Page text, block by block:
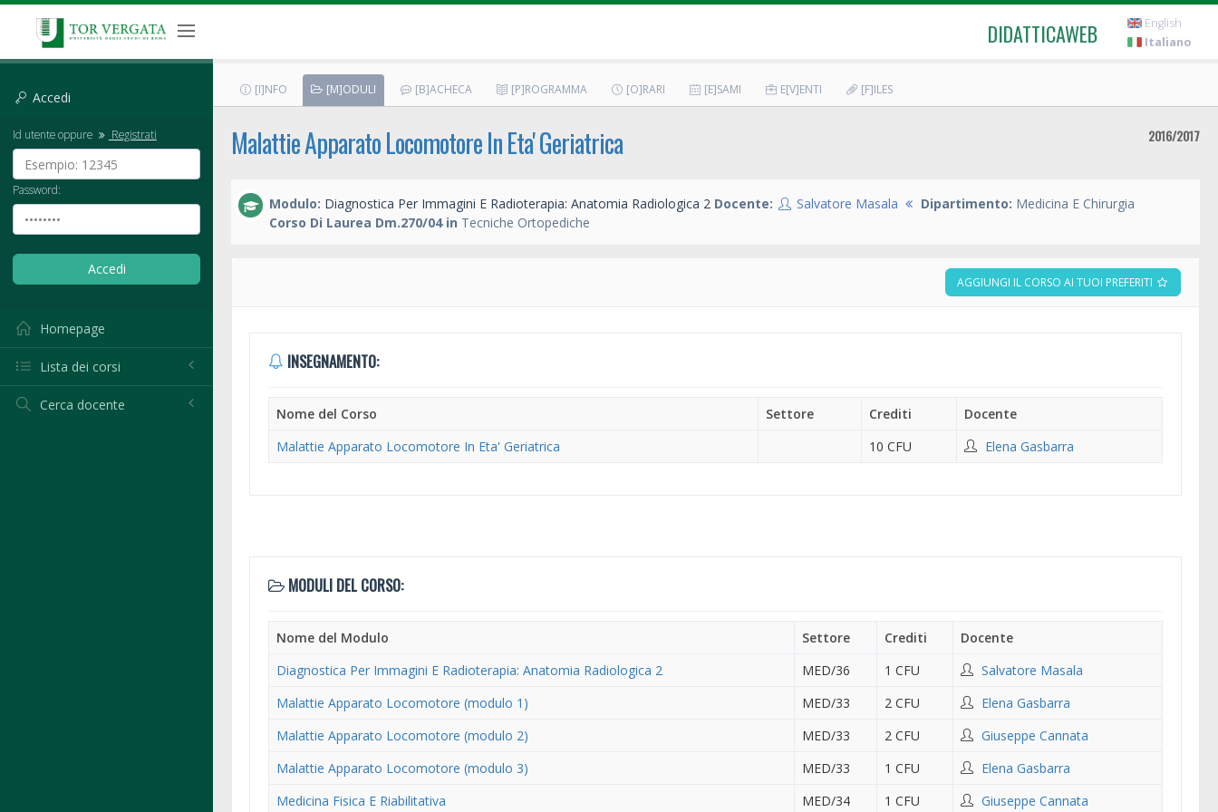
DIDATTICAWEB
English
Italiano
Accedi
Id utente oppure Registrati
Password:
Homepage
Lista dei corsi
Cerca docente
[I]NFO [M]ODULI [B]ACHECA [P]ROGRAMMA [O]RARI [E]SAMI E[V]ENTI [F]ILES
Malattie Apparato Locomotore In Eta' Geriatrica 2016/2017
Modulo: Diagnostica Per Immagini E Radioterapia: Anatomia Radiologica 2 Docente: Salvatore Masala Dipartimento: Medicina E Chirurgia
Corso Di Laurea Dm.270/04 in Tecniche Ortopediche
AGGIUNGI IL CORSO AI TUOI PREFERITI
INSEGNAMENTO:
Nome del Corso Settore Crediti
Docente
Malattie Apparato Locomotore In Eta' Geriatrica
10 CFU Elena Gasbarra
MODULI DEL CORSO:
Nome del Modulo Settore Crediti
Docente
Diagnostica Per Immagini E Radioterapia: Anatomia Radiologica 2
MED/36 1 CFU
Salvatore Masala
Malattie Apparato Locomotore (modulo 1)
MED/33 2 CFU
Elena Gasbarra
Malattie Apparato Locomotore (modulo 2)
MED/33 2 CFU
Giuseppe Cannata
Malattie Apparato Locomotore (modulo 3)
MED/33 1 CFU
Elena Gasbarra
Medicina Fisica E Riabilitativa
MED/34 1 CFU Giuseppe Cannata